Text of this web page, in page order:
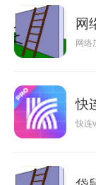
网
网络
快
快连